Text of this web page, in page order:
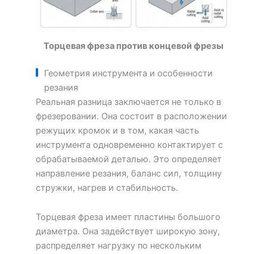
Торцевая фреза против концевой фрезы
Геометрия инструмента и особенности
резания
Реальная разница заключается не только в
фрезеровании. Она состоит в расположении
режущих кромок и в том, какая часть
инструмента одновременно контактирует с
обрабатываемой деталью. Это определяет
направление резания, баланс сил, толщину
стружки, нагрев и стабильность.
Торцевая фреза имеет пластины большого
диаметра. Она задействует широкую зону,
распределяет нагрузку по нескольким